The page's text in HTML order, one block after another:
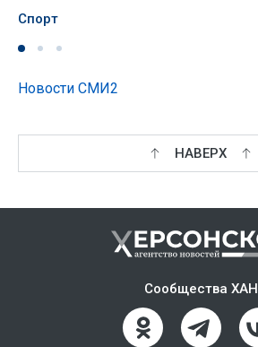
Спорт
Новости СМИ2
НАВЕРХ
Сообщества ХАН